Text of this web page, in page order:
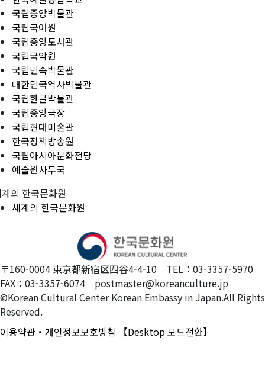
국립중앙박물관
국립국어원
국립중앙도서관
국립국악원
국립민속박물관
대한민국역사박물관
국립한글박물관
국립중앙극장
국립현대미술관
한국정책방송원
국립아시아문화전당
예술원사무국
의 한국문화원
세계의 한국문화원
〒160-0004 東京都新宿区四谷4-4-10 TEL：03-3357-5970
FAX：03-3357-6074 postmaster@koreanculture.jp
©Korean Cultural Center Korean Embassy in Japan.All Rights
Reserved.
이용약관・개인정보보호방침
【Desktop 모드전환】